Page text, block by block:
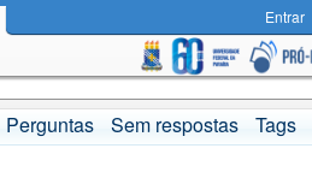
Entrar
Perguntas Sem respostas Tags